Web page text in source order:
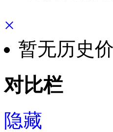
×
暂无历史
对比栏
隐藏